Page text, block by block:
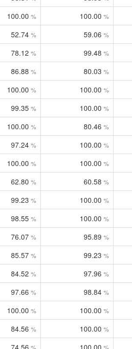
100.00 % 100.00 %
52.74 % 59.06 %
78.12 % 99.48 %
86.88 % 80.03 %
100.00 % 100.00 %
99.35 % 100.00 %
100.00 % 80.46 %
97.24 % 100.00 %
100.00 % 100.00 %
62.80 % 60.58 %
99.23 % 100.00 %
98.55 % 100.00 %
76.07 % 95.89 %
85.57 % 99.23 %
84.52 % 97.96 %
97.66 % 98.84 %
100.00 % 100.00 %
84.56 % 100.00 %
74.56 % 100.00 %